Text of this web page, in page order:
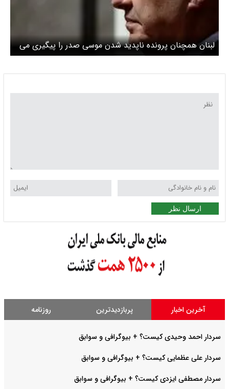
لبنان همچنان پرونده ناپدید شدن موسی صدر را پیگیری می
کند
ارسال نظر
آخرین اخبار پربازدیدترین روزنامه
سردار احمد وحیدی کیست؟ + بیوگرافی و سوابق
سردار علی عظمایی کیست؟ + بیوگرافی و سوابق
سردار مصطفی ایزدی کیست؟ + بیوگرافی و سوابق